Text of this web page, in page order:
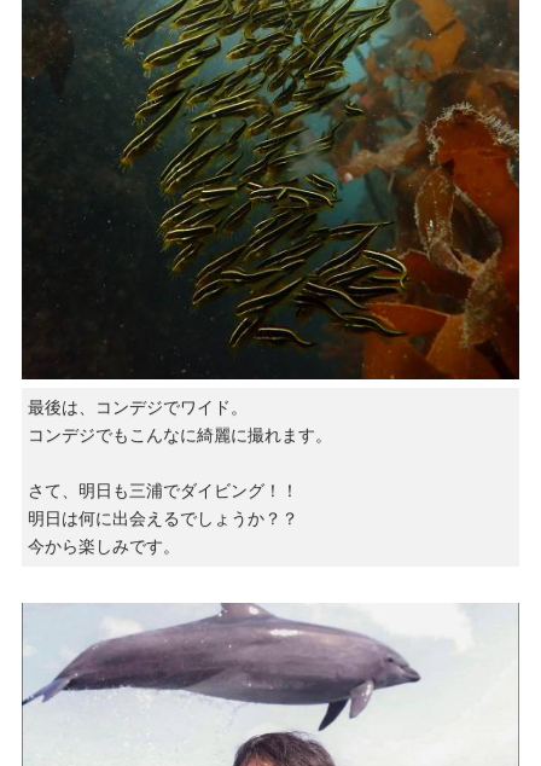
最後は、コンデジでワイド。
コンデジでもこんなに綺麗に撮れます。
さて、明日も三浦でダイビング！！
明日は何に出会えるでしょうか？？
今から楽しみです。